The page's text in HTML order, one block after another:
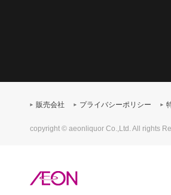
販売会社 プライバシーポリシー
copyright © aeonliquor Co.,Ltd. All rights